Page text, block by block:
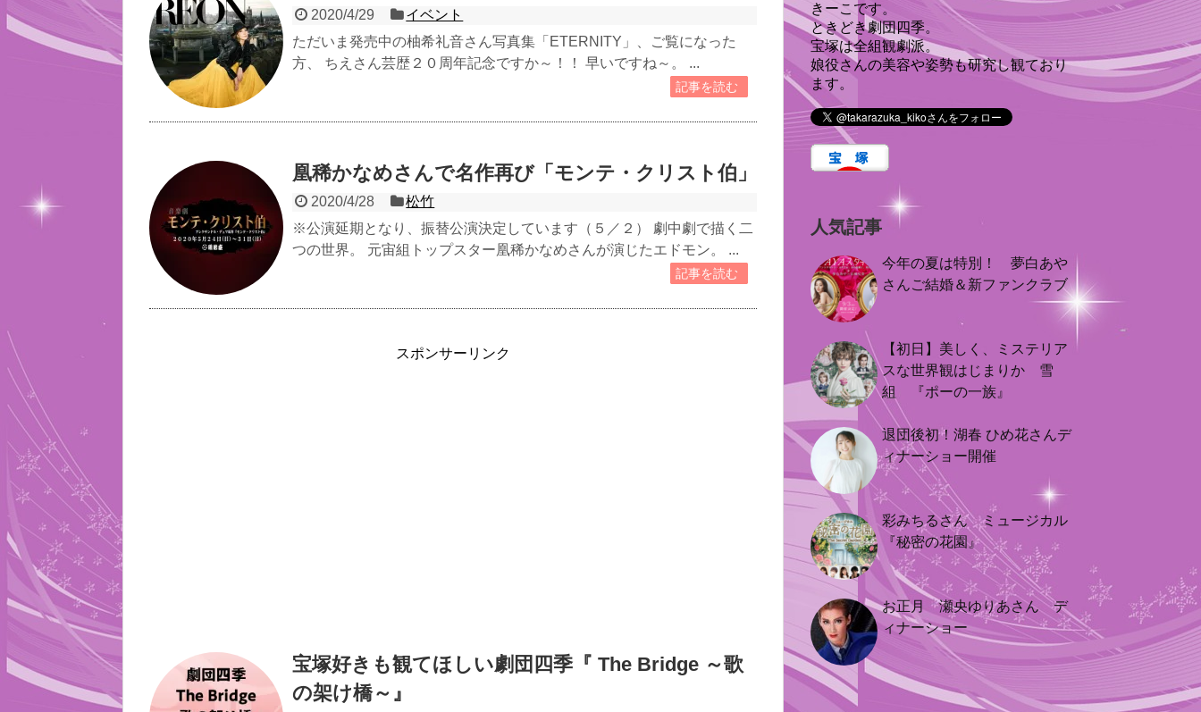
2020/4/29
イベント
ただいま発売中の柚希礼音さん写真集「ETERNITY」、ご覧になった
方、 ちえさん芸歴２０周年記念ですか～！！ 早いですね～。 ...
記事を読む
凰稀かなめさんで名作再び「モンテ・クリスト伯」
2020/4/28
松竹
※公演延期となり、振替公演決定しています（５／２） 劇中劇で描く二
つの世界。 元宙組トップスター凰稀かなめさんが演じたエドモン。 ...
記事を読む
スポンサーリンク
宝塚好きも観てほしい劇団四季『 The Bridge ～歌
の架け橋～』
きーこです。
ときどき劇団四季。
宝塚は全組観劇派。
娘役さんの美容や姿勢も研究し観ており
ます。
人気記事
今年の夏は特別！ 夢白あや
さんご結婚＆新ファンクラブ
【初日】美しく、ミステリア
スな世界観はじまりか 雪
組 『ポーの一族』
退団後初！湖春 ひめ花さんデ
ィナーショー開催
彩みちるさん ミュージカル
『秘密の花園』
お正月 瀬央ゆりあさん デ
ィナーショー